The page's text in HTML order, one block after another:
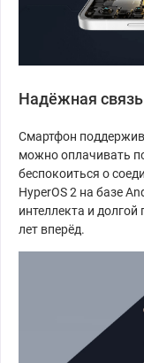
Надёжная связь
Смартфон
можно оплачивать
беспокоиться о
HyperOS 2 на базе
интеллекта и
лет вперёд.